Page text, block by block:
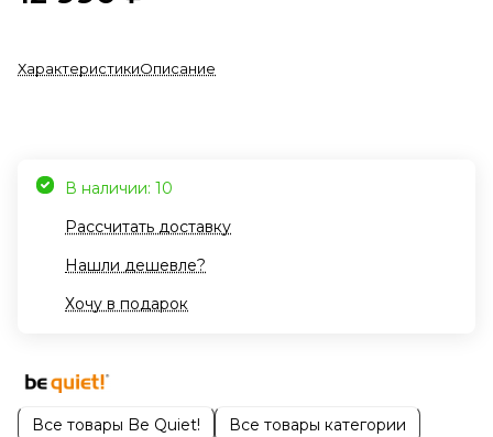
ХарактеристикиОписание
В наличии: 10
Рассчитать доставку
Нашли дешевле?
Хочу в подарок
Все товары Be Quiet! Все товары категории